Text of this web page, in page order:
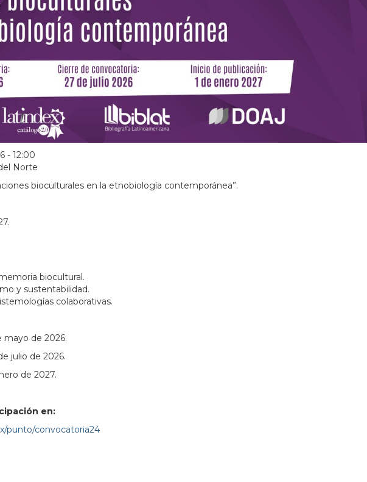
- 12:00
Norte
bioculturales en la etnobiología contemporánea”.
biocultural.
y sustentabilidad.
colaborativas.
mayo de 2026.
julio de 2026.
de 2027.
en:
punto/convocatoria24